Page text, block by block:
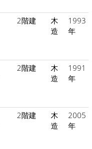
2階建
木
造
1993
年
2階建
木
造
1991
年
2階建
木
造
2005
年